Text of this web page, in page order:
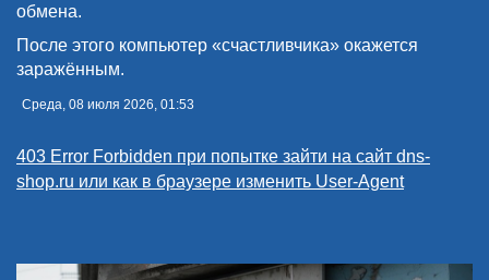
обмена.
После этого компьютер «счастливчика» окажется
заражённым.
Среда, 08 июля 2026, 01:53
403 Error Forbidden при попытке зайти на сайт dns-
shop.ru или как в браузере изменить User-Agent